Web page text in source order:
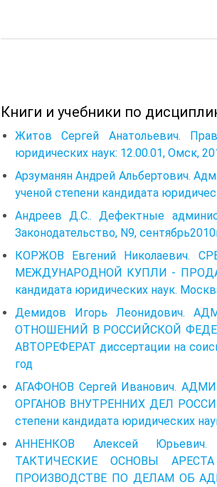
Книги и учебники по
Житов Сергей Анатольевич.
юридических наук: 12.00.01, Омск,
Арзуманян Андрей Альбертович.
ученой степени кандидата
Андреев Д.С.. Дефектные
Законодательство, N9,
КОРЖОВ Евгений
МЕЖДУНАРОДНОЙ КУПЛИ -
кандидата юридических наук.
Демидов Игорь Леонидович.
ОТНОШЕНИЙ В РОССИЙСКОЙ
АВТОРЕФЕРАТ диссертации на
год
АГАФОНОВ Сергей Иванович.
ОРГАНОВ ВНУТРЕННИХ ДЕЛ
степени кандидата юридических
АННЕНКОВ Алексей
ТАКТИЧЕСКИЕ ОСНОВЫ
ПРОИЗВОДСТВЕ ПО ДЕЛАМ ОБ